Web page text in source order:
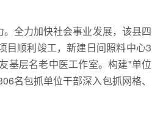
全力加快社会事业发展，该县四
目顺利竣工，新建日间照料中心3
基层名老中医工作室。构建"单位
名包抓单位干部深入包抓网格、